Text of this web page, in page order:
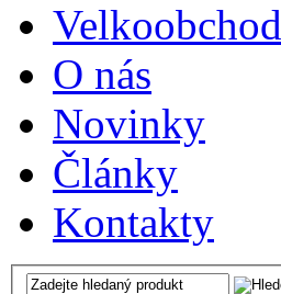
Velkoobchod
O nás
Novinky
Články
Kontakty